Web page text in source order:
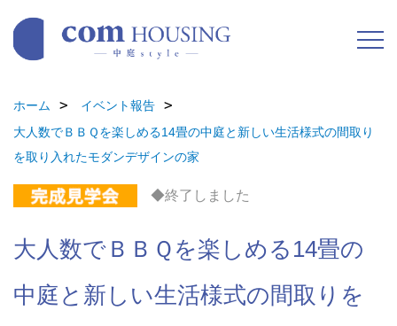
ホーム
イベント報告
大人数でＢＢＱを楽しめる14畳の中庭と新しい生活様式の間取り
を取り入れたモダンデザインの家
◆終了しました
大人数でＢＢＱを楽しめる14畳の
中庭と新しい生活様式の間取りを